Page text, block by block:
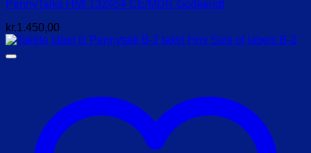
PennyTalks HMI 132454 CE/MDR Godkendt
kr.1.450,00